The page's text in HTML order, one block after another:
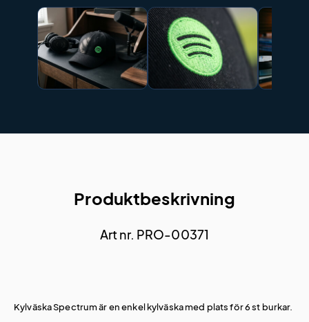
Produktbeskrivning
Art nr. PRO-00371
Kylväska Spectrum är en enkel kylväska med plats för 6 st burkar.